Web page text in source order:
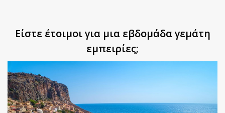
Είστε έτοιμοι για μια εβδομάδα γεμάτη
εμπειρίες;